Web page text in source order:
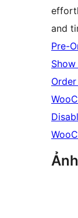
and
Pre-